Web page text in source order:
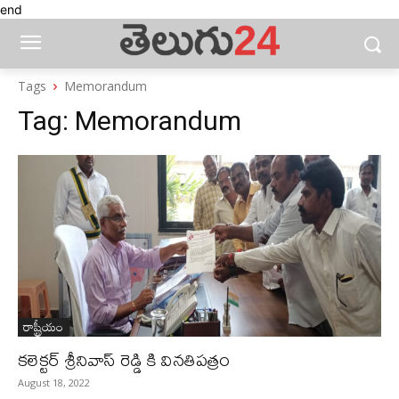
end
Tags Memorandum
Tag: Memorandum
రాష్ట్రీయం
కలెక్టర్ శ్రీనివాస్ రెడ్డి కి వినతిపత్రం
August 18, 2022